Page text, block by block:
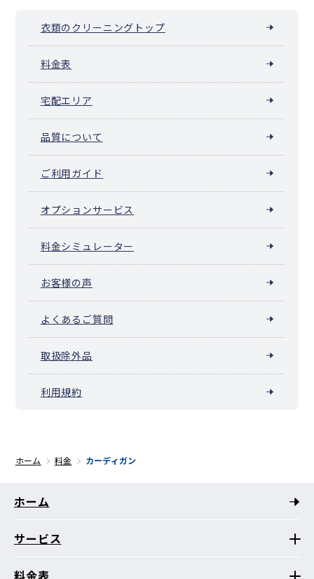
衣類のクリーニングトップ
料金表
宅配エリア
品質について
ご利用ガイド
オプションサービス
料金シミュレーター
お客様の声
よくあるご質問
取扱除外品
利用規約
ホーム 料金 カーディガン
ホーム
サービス
料金表